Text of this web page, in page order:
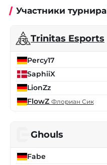
Участники турнира
Trinitas Esports
Percy17
SaphiiX
LionZz
FlowZ Флориан Сик
Ghouls
Fabe